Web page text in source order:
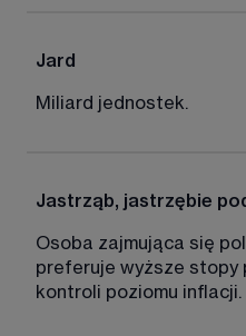
Jard
Miliard jednostek.
Jastrząb, jastrzębie
Osoba zajmująca się
preferuje wyższe stopy
kontroli poziomu inflacji.